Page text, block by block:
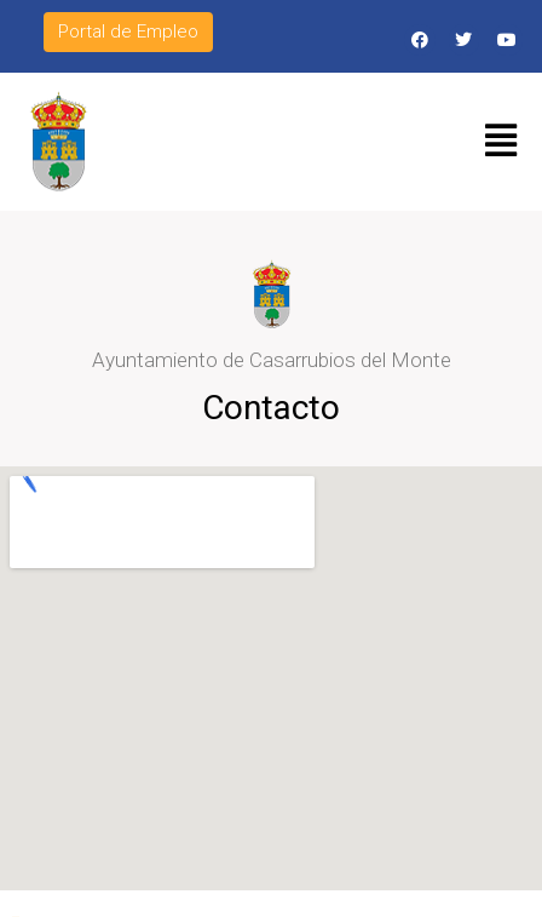
Portal de Empleo
Ayuntamiento de Casarrubios del Monte
Contacto